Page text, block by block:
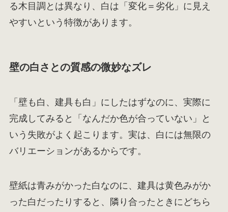
る木目調とは異なり、白は「変化＝劣化」に見え
やすいという特徴があります。
壁の白さとの質感の微妙なズレ
「壁も白、建具も白」にしたはずなのに、実際に
完成してみると「なんだか色が合っていない」と
いう失敗がよく起こります。実は、白には無限の
バリエーションがあるからです。
壁紙は青みがかった白なのに、建具は黄色みがか
った白だったりすると、隣り合ったときにどちら